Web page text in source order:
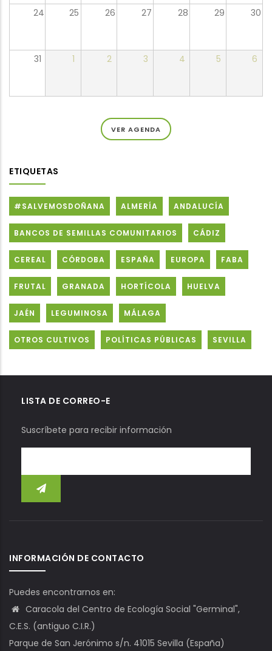
24 25 26 27 28 29 30
31 1 2 3 4 5 6
VER AGENDA
ETIQUETAS
#SALVEMOSDOÑANA ALMERÍA ANDALUCÍA
BANCOS DE SEMILLAS COMUNITARIOS CÁDIZ
CEREAL CÓRDOBA ESPAÑA EUROPA FABA
FRUTAL GRANADA HORTÍCOLA HUELVA
JAÉN LEGUMINOSA MÁLAGA
OTROS CULTIVOS POLÍTICAS PÚBLICAS SEVILLA
LISTA DE CORREO-E
Suscríbete para recibir información
INFORMACIÓN DE CONTACTO
Puedes encontrarnos en:
Caracola del Centro de Ecología Social "Germinal",
C.E.S. (antiguo C.I.R.)
Parque de San Jerónimo s/n. 41015 Sevilla (España)